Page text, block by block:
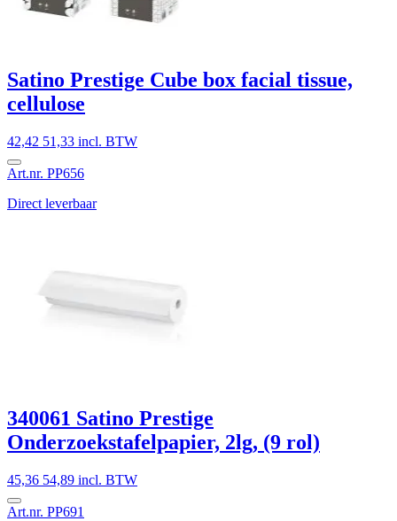
Satino Prestige Cube box facial tissue,
cellulose
42,42 51,33 incl. BTW
Art.nr. PP656
Direct leverbaar
340061 Satino Prestige
Onderzoekstafelpapier, 2lg, (9 rol)
45,36 54,89 incl. BTW
Art.nr. PP691